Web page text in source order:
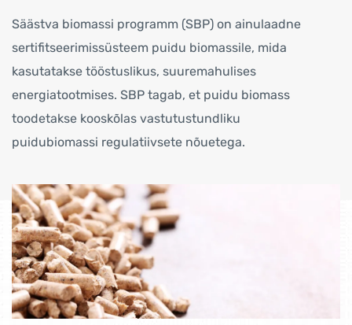
Säästva biomassi programm (SBP) on ainulaadne
sertifitseerimissüsteem puidu biomassile, mida
kasutatakse tööstuslikus, suuremahulises
energiatootmises. SBP tagab, et puidu biomass
toodetakse kooskõlas vastutustundliku
puidubiomassi regulatiivsete nõuetega.